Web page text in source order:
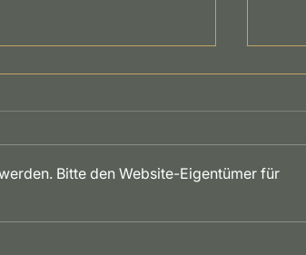
Bitte den Website-Eigentümer für